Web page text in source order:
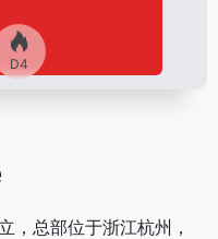
D4
，总部位于浙江杭州，